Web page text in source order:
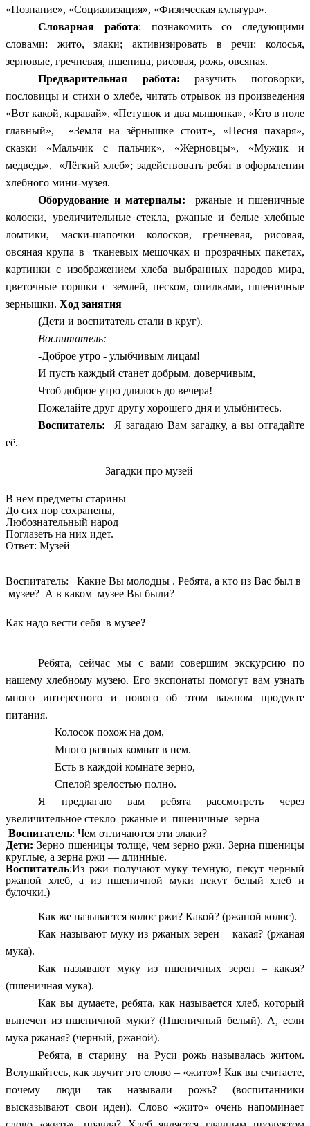
«Познание», «Социализация», «Физическая культура».
Словарная работа: познакомить со следующими
словами: жито, злаки; активизировать в речи: колосья,
зерновые, гречневая, пшеница, рисовая, рожь, овсяная.
Предварительная работа:
разучить поговорки,
пословицы и стихи о хлебе, читать отрывок из произведения
«Вот какой, каравай», «Петушок и два мышонка», «Кто в поле
главный»,
«Земля на зёрнышке стоит», «Песня пахаря»,
сказки «Мальчик с пальчик», «Жерновцы», «Мужик и
медведь», «Лёгкий хлеб»; задействовать ребят в оформлении
хлебного мини-музея.
Оборудование и материалы:
ржаные и пшеничные
колоски, увеличительные стекла, ржаные и белые хлебные
ломтики, маски-шапочки колосков, гречневая, рисовая,
овсяная крупа в тканевых мешочках и прозрачных пакетах,
картинки с изображением хлеба выбранных народов мира,
цветочные горшки с землей, песком, опилками, пшеничные
зернышки. Ход занятия
(Дети и воспитатель стали в круг).
Воспитатель:
-Доброе утро - улыбчивым лицам!
И пусть каждый станет добрым, доверчивым,
Чтоб доброе утро длилось до вечера!
Пожелайте друг другу хорошего дня и улыбнитесь.
Воспитатель: Я загадаю Вам загадку, а вы отгадайте
её.
Загадки про музей
В нем предметы старины
До сих пор сохранены,
Любознательный народ
Поглазеть на них идет.
Ответ: Музей
Воспитатель: Какие Вы молодцы . Ребята, а кто из Вас был в
музее? А в каком музее Вы были?
Как надо вести себя в музее?
Ребята, сейчас мы с вами совершим экскурсию по
нашему хлебному музею. Его экспонаты помогут вам узнать
много интересного и нового об этом важном продукте
питания.
Колосок похож на дом,
Много разных комнат в нем.
Есть в каждой комнате зерно,
Спелой зрелостью полно.
Я предлагаю вам ребята рассмотреть через
увеличительное стекло ржаные и пшеничные зерна
Воспитатель: Чем отличаются эти злаки?
Дети: Зерно пшеницы толще, чем зерно ржи. Зерна пшеницы
круглые, а зерна ржи — длинные.
Воспитатель:Из ржи получают муку темную, пекут черный
ржаной хлеб, а из пшеничной муки пекут белый хлеб и
булочки.)
Как же называется колос ржи? Какой? (ржаной колос).
Как называют муку из ржаных зерен – какая? (ржаная
мука).
Как называют муку из пшеничных зерен – какая?
(пшеничная мука).
Как вы думаете, ребята, как называется хлеб, который
выпечен из пшеничной муки? (Пшеничный белый). А, если
мука ржаная? (черный, ржаной).
Ребята, в старину на Руси рожь называлась житом.
Вслушайтесь, как звучит это слово – «жито»! Как вы считаете,
почему люди так называли рожь? (воспитанники
высказывают свои идеи). Слово «жито» очень напоминает